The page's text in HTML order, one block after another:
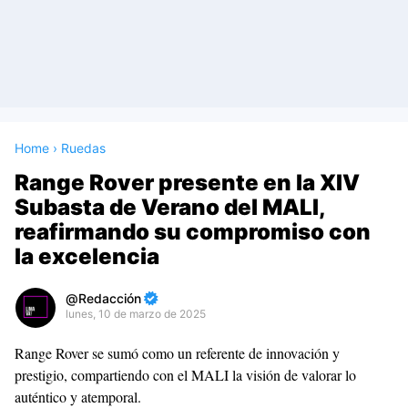
Home › Ruedas
Range Rover presente en la XIV
Subasta de Verano del MALI,
reafirmando su compromiso con
la excelencia
Redacción
lunes, 10 de marzo de 2025
Premium
By
Raushan
Range Rover se sumó como un referente de innovación y
prestigio, compartiendo con el MALI la visión de valorar lo
auténtico y atemporal.